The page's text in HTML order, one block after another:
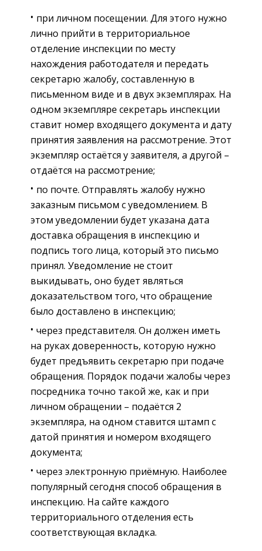
при личном посещении. Для этого нужно
лично прийти в территориальное
отделение инспекции по месту
нахождения работодателя и передать
секретарю жалобу, составленную в
письменном виде и в двух экземплярах. На
одном экземпляре секретарь инспекции
ставит номер входящего документа и дату
принятия заявления на рассмотрение. Этот
экземпляр остаётся у заявителя, а другой –
отдаётся на рассмотрение;
по почте. Отправлять жалобу нужно
заказным письмом с уведомлением. В
этом уведомлении будет указана дата
доставка обращения в инспекцию и
подпись того лица, который это письмо
принял. Уведомление не стоит
выкидывать, оно будет являться
доказательством того, что обращение
было доставлено в инспекцию;
через представителя. Он должен иметь
на руках доверенность, которую нужно
будет предъявить секретарю при подаче
обращения. Порядок подачи жалобы через
посредника точно такой же, как и при
личном обращении – подаётся 2
экземпляра, на одном ставится штамп с
датой принятия и номером входящего
документа;
через электронную приёмную. Наиболее
популярный сегодня способ обращения в
инспекцию. На сайте каждого
территориального отделения есть
соответствующая вкладка.